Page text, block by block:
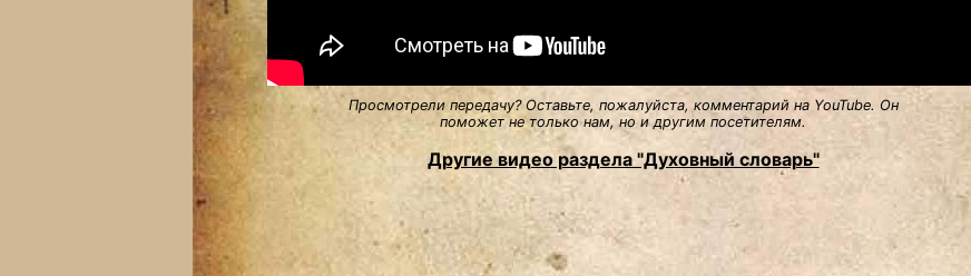
Просмотрели передачу? Оставьте, пожалуйста, комментарий на YouTube. Он
поможет не только нам, но и другим посетителям.
Другие видео раздела "Духовный словарь"